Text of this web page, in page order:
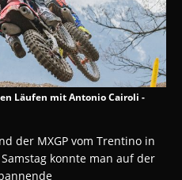
Läufen mit Antonio Cairoli -
der MXGP vom Trentino in
konnte man auf der